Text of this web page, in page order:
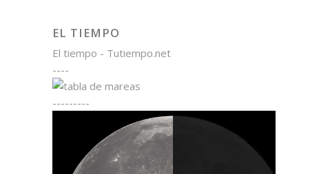
EL TIEMPO
El tiempo - Tutiempo.net
----
---------